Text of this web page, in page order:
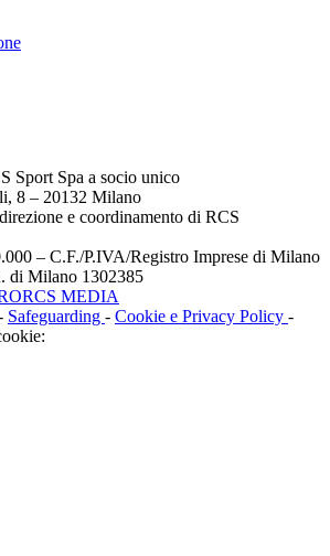
Sport Spa a socio unico
8 – 20132 Milano
e coordinamento di RCS
– C.F./P.IVA/Registro Imprese di Milano
di Milano 1302385
MEDIA
Safeguarding - Cookie e Privacy Policy -